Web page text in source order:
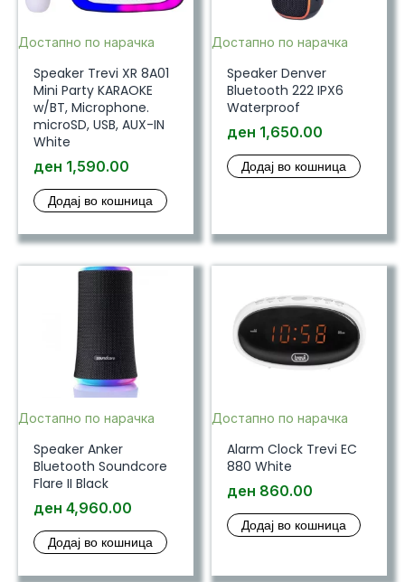
Достапно по нарачка
Speaker Trevi XR 8A01
Mini Party KARAOKE
w/BT, Microphone.
microSD, USB, AUX-IN
White
ден 1,590.00
Додај во кошница
Достапно по нарачка
Speaker Denver
Bluetooth 222 IPX6
Waterproof
ден 1,650.00
Додај во кошница
Достапно по нарачка
Speaker Anker
Bluetooth Soundcore
Flare II Black
ден 4,960.00
Додај во кошница
Достапно по нарачка
Alarm Clock Trevi EC
880 White
ден 860.00
Додај во кошница